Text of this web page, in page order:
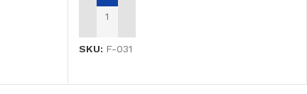
SEPETE EKLE
SKU: F-031